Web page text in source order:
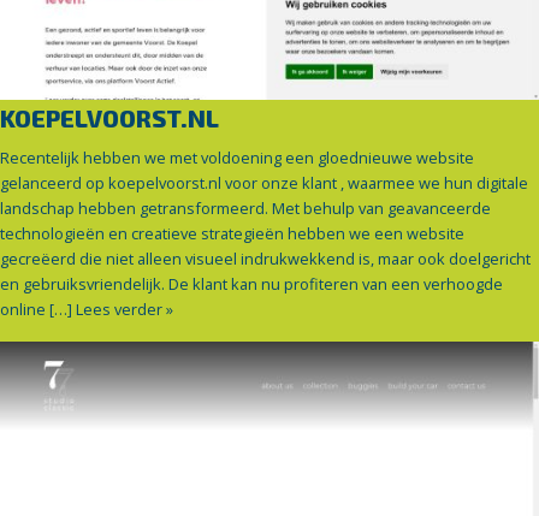
KOEPELVOORST.NL
Recentelijk hebben we met voldoening een gloednieuwe website
gelanceerd op koepelvoorst.nl voor onze klant , waarmee we hun digitale
landschap hebben getransformeerd. Met behulp van geavanceerde
technologieën en creatieve strategieën hebben we een website
gecreëerd die niet alleen visueel indrukwekkend is, maar ook doelgericht
en gebruiksvriendelijk. De klant kan nu profiteren van een verhoogde
online […] Lees verder »